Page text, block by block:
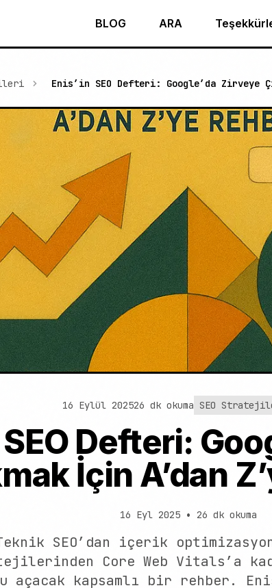
BLOG ARA
Enis’in SEO Defteri: Google’da Zirveye
16 Eylül 202526 dk okuma SEO
SEO Defteri:
İçin A’dan
16 Eyl 2025 • 26 dk okuma
SEO’dan içerik
Core Web Vitals’a
açacak kapsamlı bir rehber.